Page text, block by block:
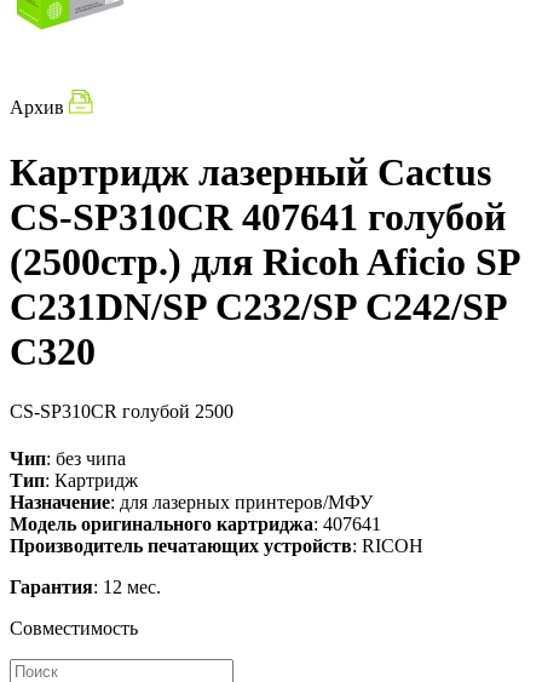
Архив
Картридж лазерный Cactus
CS-SP310CR 407641 голубой
(2500стр.) для Ricoh Aficio SP
C231DN/SP C232/SP C242/SP
C320
CS-SP310CR голубой 2500
Чип: без чипа
Тип: Картридж
Назначение: для лазерных принтеров/МФУ
Модель оригинального картриджа: 407641
Производитель печатающих устройств: RICOH
Гарантия: 12 мес.
Совместимость